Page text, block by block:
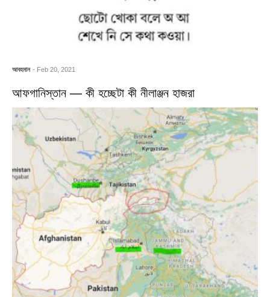
আবহমান - Feb 20, 2021
আফগানিস্তান — কী হচ্ছেটা কী নীলাঞ্জন হাজরা